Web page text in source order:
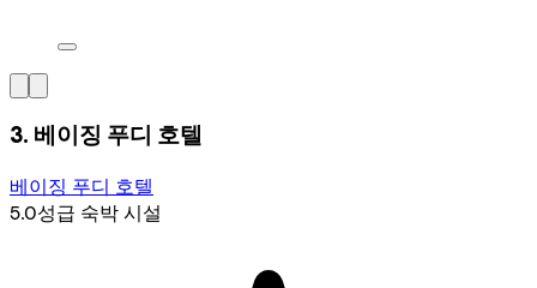
3. 베이징 푸디 호텔
베이징 푸디 호텔
5.0성급 숙박 시설